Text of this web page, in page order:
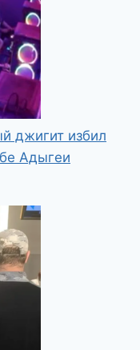
джигит избил
Адыгеи